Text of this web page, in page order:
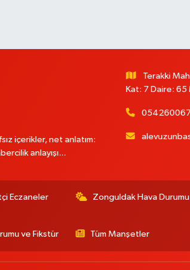
içerikler, net anlatım:
anlayışı...
Terakki
Kat: 7 Daire: 65
Eczaneler Zonguldak Hava Durumu
ve Fikstür Tüm Manşetler